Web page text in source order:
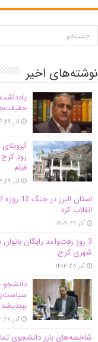
نوشته‌های اخیر
آذر ۲۹, ۱۴۰۴
رود
فیلم
آذر ۲۹, ۱۴۰۴
انقلاب کرد
آذر ۲۹, ۱۴۰۴
3 روز رفت‌وآمد رایگان
شهری کرج
آذر ۲۸, ۱۴۰۴
دانشجو
بیندیشد
آذر ۲۸, ۱۴۰۴
شاخصه‌های بارز دانشجوی